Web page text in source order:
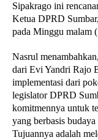
Sipakrago ini
Ketua DPRD
pada Minggu malam
Nasrul
dari Evi Yandri Rajo
implementasi dari
legislator DPRD
komitmennya untuk
yang berbasis
Tujuannya adalah